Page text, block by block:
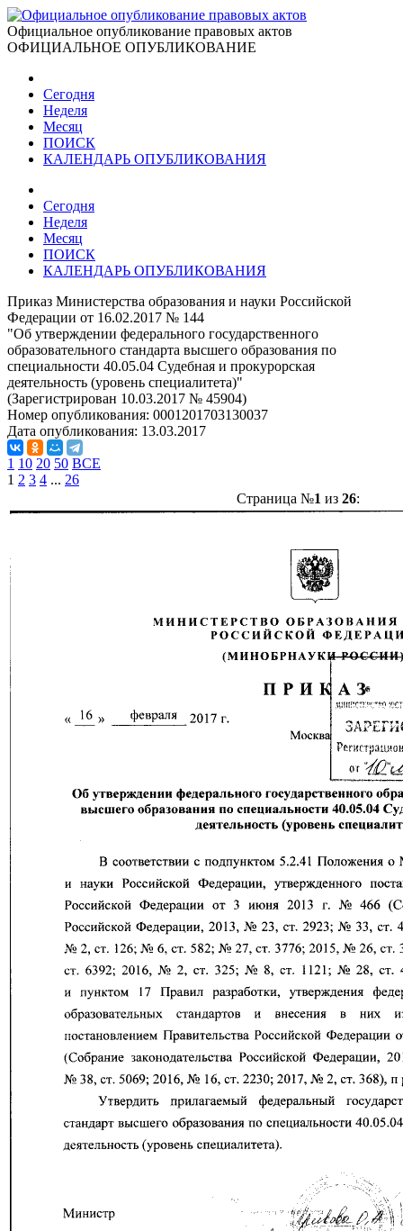
Официальное опубликование правовых актов
ОФИЦИАЛЬНОЕ ОПУБЛИКОВАНИЕ
Сегодня
Неделя
Месяц
ПОИСК
КАЛЕНДАРЬ ОПУБЛИКОВАНИЯ
Сегодня
Неделя
Месяц
ПОИСК
КАЛЕНДАРЬ ОПУБЛИКОВАНИЯ
Приказ Министерства образования и науки Российской
Федерации от 16.02.2017 № 144
"Об утверждении федерального государственного
образовательного стандарта высшего образования по
специальности 40.05.04 Судебная и прокурорская
деятельность (уровень специалитета)"
(Зарегистрирован 10.03.2017 № 45904)
Номер опубликования: 0001201703130037
Дата опубликования: 13.03.2017
1 10 20 50 ВСЕ
1 2 3 4 ... 26
Страница №1 из 26: